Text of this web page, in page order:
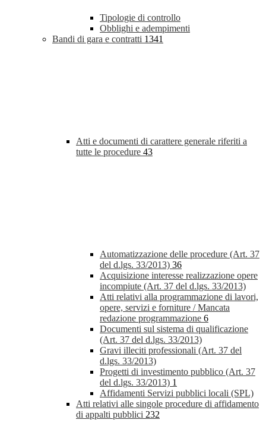
Tipologie di controllo
Obblighi e adempimenti
Bandi di gara e contratti 1341
Atti e documenti di carattere generale riferiti a
tutte le procedure 43
Automatizzazione delle procedure (Art. 37
del d.lgs. 33/2013) 36
Acquisizione interesse realizzazione opere
incompiute (Art. 37 del d.lgs. 33/2013)
Atti relativi alla programmazione di lavori,
opere, servizi e forniture / Mancata
redazione programmazione 6
Documenti sul sistema di qualificazione
(Art. 37 del d.lgs. 33/2013)
Gravi illeciti professionali (Art. 37 del
d.lgs. 33/2013)
Progetti di investimento pubblico (Art. 37
del d.lgs. 33/2013) 1
Affidamenti Servizi pubblici locali (SPL)
Atti relativi alle singole procedure di affidamento
di appalti pubblici 232